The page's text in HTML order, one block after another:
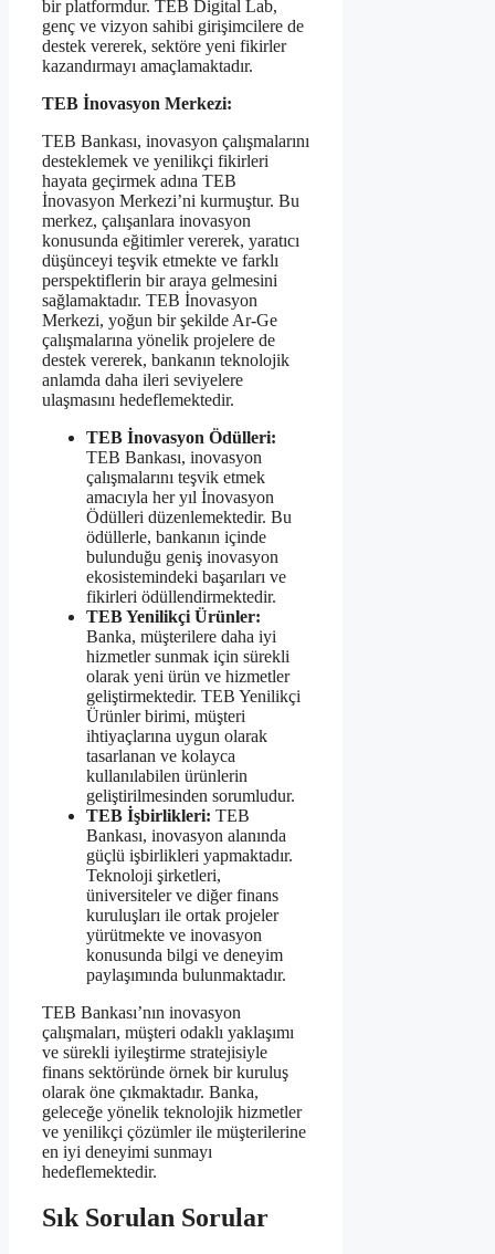
bir platformdur. TEB Digital Lab,
genç ve vizyon sahibi girişimcilere de
destek vererek, sektöre yeni fikirler
kazandırmayı amaçlamaktadır.
TEB İnovasyon Merkezi:
TEB Bankası, inovasyon çalışmalarını
desteklemek ve yenilikçi fikirleri
hayata geçirmek adına TEB
İnovasyon Merkezi’ni kurmuştur. Bu
merkez, çalışanlara inovasyon
konusunda eğitimler vererek, yaratıcı
düşünceyi teşvik etmekte ve farklı
perspektiflerin bir araya gelmesini
sağlamaktadır. TEB İnovasyon
Merkezi, yoğun bir şekilde Ar-Ge
çalışmalarına yönelik projelere de
destek vererek, bankanın teknolojik
anlamda daha ileri seviyelere
ulaşmasını hedeflemektedir.
TEB İnovasyon Ödülleri:
TEB Bankası, inovasyon
çalışmalarını teşvik etmek
amacıyla her yıl İnovasyon
Ödülleri düzenlemektedir. Bu
ödüllerle, bankanın içinde
bulunduğu geniş inovasyon
ekosistemindeki başarıları ve
fikirleri ödüllendirmektedir.
TEB Yenilikçi Ürünler:
Banka, müşterilere daha iyi
hizmetler sunmak için sürekli
olarak yeni ürün ve hizmetler
geliştirmektedir. TEB Yenilikçi
Ürünler birimi, müşteri
ihtiyaçlarına uygun olarak
tasarlanan ve kolayca
kullanılabilen ürünlerin
geliştirilmesinden sorumludur.
TEB İşbirlikleri: TEB
Bankası, inovasyon alanında
güçlü işbirlikleri yapmaktadır.
Teknoloji şirketleri,
üniversiteler ve diğer finans
kuruluşları ile ortak projeler
yürütmekte ve inovasyon
konusunda bilgi ve deneyim
paylaşımında bulunmaktadır.
TEB Bankası’nın inovasyon
çalışmaları, müşteri odaklı yaklaşımı
ve sürekli iyileştirme stratejisiyle
finans sektöründe örnek bir kuruluş
olarak öne çıkmaktadır. Banka,
geleceğe yönelik teknolojik hizmetler
ve yenilikçi çözümler ile müşterilerine
en iyi deneyimi sunmayı
hedeflemektedir.
Sık Sorulan Sorular